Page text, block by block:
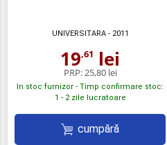
UNIVERSITARA- 2011
19,61 lei
PRP:25,80 lei
In stoc furnizor - Timp confirmare stoc:
1 - 2 zile lucratoare
cumpără